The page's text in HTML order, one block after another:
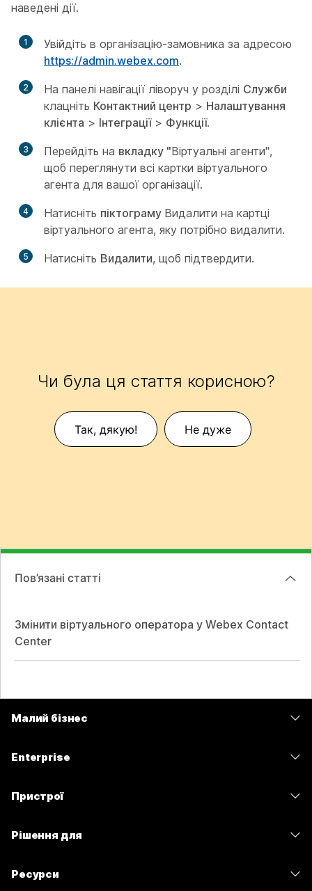
наведені дії.
1
Увійдіть в організацію-замовника за адресою
https://admin.webex.com.
2 На панелі навігації ліворуч у розділі Служби
клацніть Контактний центр > Налаштування
клієнта > Інтеграції> Функції.
3 Перейдіть на вкладку "Віртуальні агенти",
щоб переглянути всі картки віртуального
агента для вашої організації.
4 Натисніть піктограму Видалити на картці
віртуального агента, яку потрібно видалити.
5 Натисніть Видалити, щоб підтвердити.
Чи була ця стаття корисною?
Так, дякую! Не дуже
Пов’язані статті
Змінити віртуального оператора у Webex Contact
Center
Малий бізнес
Enterprise
Пристрої
Рішення для
Ресурси